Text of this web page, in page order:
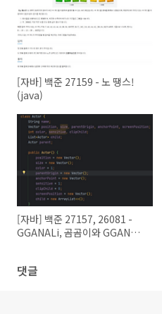
[자바] 백준 27159 - 노 땡스!
(java)
[자바] 백준 27157, 26081 -
GGANALi, 곰곰이와 GGANALi
댓글